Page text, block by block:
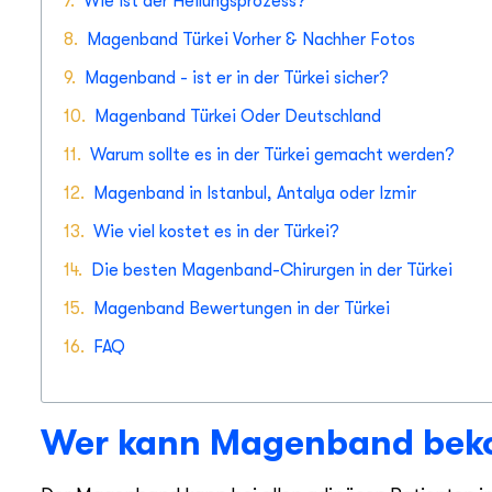
Magenband Türkei Vorher & Nachher Fotos
Magenband - ist er in der Türkei sicher?
Magenband Türkei Oder Deutschland
Warum sollte es in der Türkei gemacht werden?
Magenband in Istanbul, Antalya oder Izmir
Wie viel kostet es in der Türkei?
Die besten Magenband-Chirurgen in der Türkei
Magenband Bewertungen in der Türkei
FAQ
Wer kann Magenband